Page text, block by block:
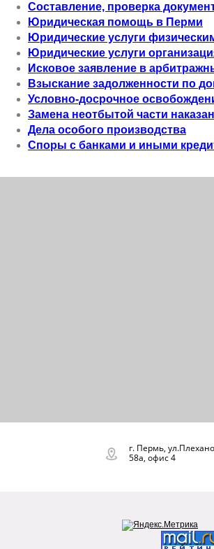
Составление, проверка
Юридическая помощь в Перми
Юридические услуги
Юридические услуги
Исковое заявление в
Взыскание задолженности по
Условно-досрочное
Замена неотбытой части
Дела особого производства
Споры с банками и иными
г. Пермь,
58а, офис 4